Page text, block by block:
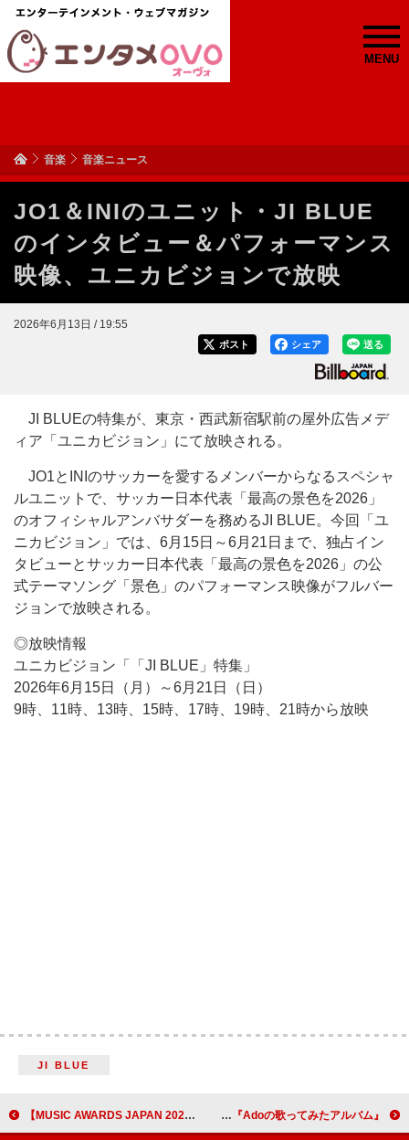
MENU
音楽 音楽ニュース
JO1＆INIのユニット・JI BLUE
のインタビュー＆パフォーマンス
映像、ユニカビジョンで放映
2026年6月13日 / 19:55
送る
シェア
ポスト
JI BLUEの特集が、東京・西武新宿駅前の屋外広告メデ
ィア「ユニカビジョン」にて放映される。
JO1とINIのサッカーを愛するメンバーからなるスペシャ
ルユニットで、サッカー日本代表「最高の景色を2026」
のオフィシャルアンバサダーを務めるJI BLUE。今回「ユ
ニカビジョン」では、6月15日～6月21日まで、独占イン
タビューとサッカー日本代表「最高の景色を2026」の公
式テーマソング「景色」のパフォーマンス映像がフルバー
ジョンで放映される。
◎放映情報
ユニカビジョン「「JI BLUE」特集」
2026年6月15日（月）～6月21日（日）
9時、11時、13時、15時、17時、19時、21時から放映
JI BLUE
【MUSIC AWARDS JAPAN 2026】Grand Ceremonyの受賞者リストを発表＜順次更新中＞ 『Adoの歌ってみたアルバム』第2弾リリース決定、“Adoに歌ってほしい曲”を募集